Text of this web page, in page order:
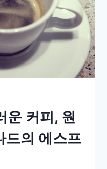
커피, 원
드의 에스프